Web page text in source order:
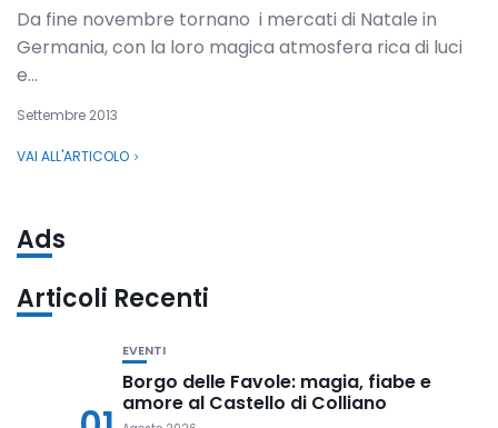
Da fine novembre tornano i mercati di Natale in
Germania, con la loro magica atmosfera rica di luci
e...
Settembre 2013
VAI ALL'ARTICOLO
Ads
Articoli Recenti
EVENTI
Borgo delle Favole: magia, fiabe e
amore al Castello di Colliano